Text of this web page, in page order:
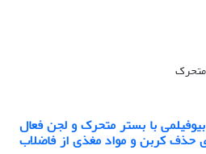
مقایسه ‎عملکرد‎ راکتور‎های ‎بیوفیلمی با بستر متحرک و لجن‎ فعال
‎تلفیقی با رشد ‎چسبیده برای حذف‎ کربن و مواد ‎مغذی از فاضلاب